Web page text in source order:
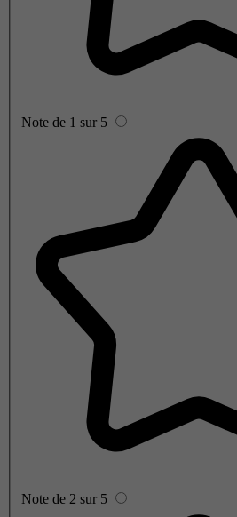
Note de 1 sur 5
Note de 2 sur 5